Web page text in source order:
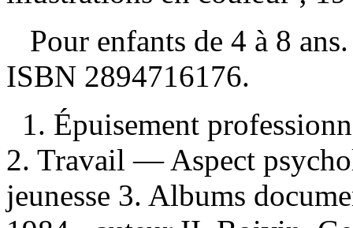
Pour enfants de 4 à 8
ISBN 2894716176.
1. Épuisement
2. Travail — Aspect
jeunesse 3. Albums